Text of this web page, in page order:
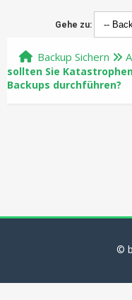
Gehe zu:
Backup Sichern
sollten Sie
Backups durchführen?
©